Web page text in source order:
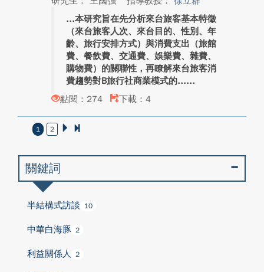
本研究旨在先分析來台旅客基本特徵
（來台旅客人次、來台目的、性別、年
齡、旅行安排方式）與消費支出（旅館
費、餐飲費、交通費、娛樂費、雜費、
購物費）的關聯性，再瞭解來台旅客消
費趨勢對B旅行社商業模式的...
點閱：274
下載：4
1 2
關鍵詞
半結構式訪談 10
中華白海豚 2
利益關係人 2